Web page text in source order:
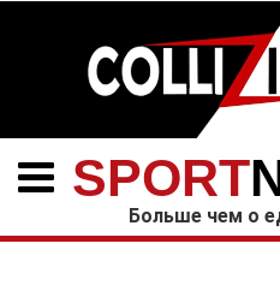
SPORT
Больше чем о